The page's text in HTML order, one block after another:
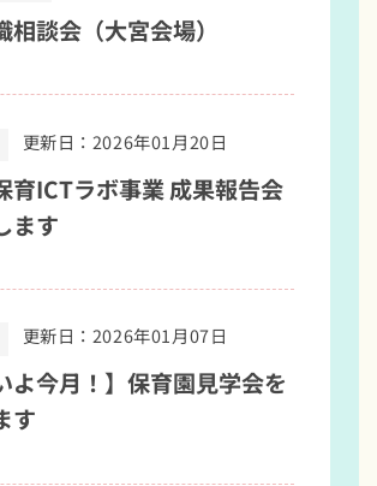
相談会（大宮会場）
更新日：2026年01月20日
育ICTラボ事業 成果報告会
ます
更新日：2026年01月07日
よ今月！】保育園見学会を
す